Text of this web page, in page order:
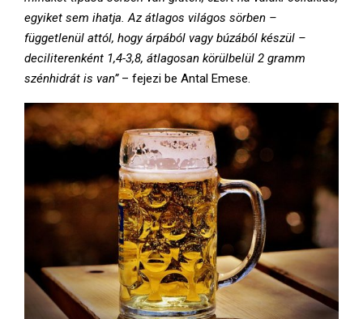
egyiket sem ihatja. Az átlagos világos sörben –
függetlenül attól, hogy árpából vagy búzából készül –
deciliterenként 1,4-3,8, átlagosan körülbelül 2 gramm
szénhidrát is van”– fejezi be Antal Emese.